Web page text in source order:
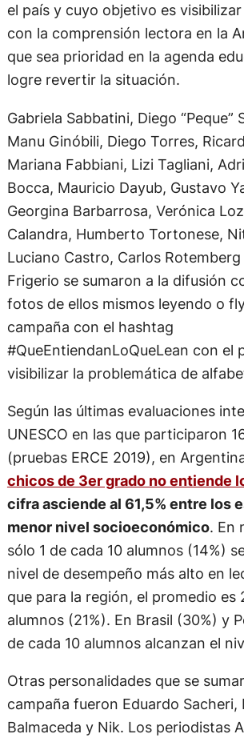
el país y cuyo objetivo es
con la comprensión lectora en la
que sea prioridad en la agenda
logre revertir la situación.
Gabriela Sabbatini, Diego “Peque”
Manu Ginóbili, Diego Torres,
Mariana Fabbiani, Lizi Tagliani,
Bocca, Mauricio Dayub, Gustavo
Georgina Barbarrosa, Verónica
Calandra, Humberto Tortonese,
Luciano Castro, Carlos
Frigerio se sumaron a la difusión
fotos de ellos mismos leyendo o
campaña con el hashtag
#QueEntiendanLoQueLean con el
visibilizar la problemática de
Según las últimas evaluaciones
UNESCO en las que participaron
(pruebas ERCE 2019), en
chicos de 3er grado no entiende
cifra asciende al 61,5% entre los
menor nivel socioeconómico. En
sólo 1 de cada 10 alumnos (14%)
nivel de desempeño más alto en
que para la región, el promedio es
alumnos (21%). En Brasil (30%) y
de cada 10 alumnos alcanzan el
Otras personalidades que se
campaña fueron Eduardo Sacheri,
Balmaceda y Nik. Los periodistas